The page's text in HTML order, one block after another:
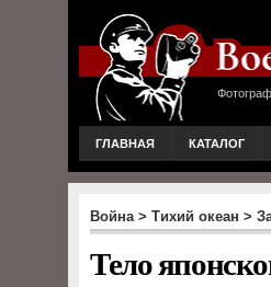
ГЛАВНАЯ КАТАЛОГ
Война> Тихий океан >
Тело